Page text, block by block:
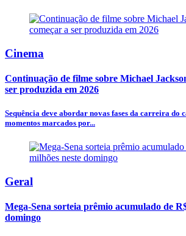
Cinema
Continuação de filme sobre Michael
ser produzida em 2026
Sequência deve abordar novas fases da carreira do
momentos marcados por...
Geral
Mega-Sena sorteia prêmio acumulado de
domingo